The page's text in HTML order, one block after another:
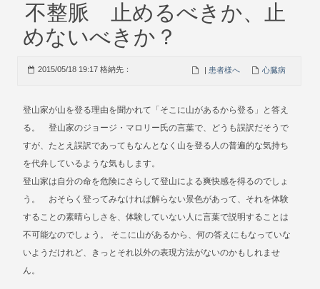
不整脈 止めるべきか、止
めないべきか？
2015/05/18 19:17 格納先： 心臓病
| 患者様へ
登山家が山を登る理由を聞かれて「そこに山があるから登る」と答え
る。 登山家のジョージ・マロリー氏の言葉で、どうも誤訳だそうで
すが、たとえ誤訳であってもなんとなく山を登る人の普遍的な気持ち
を代弁しているような気もします。
登山家は自分の命を危険にさらして登山による爽快感を得るのでしょ
う。 おそらく登ってみなければ解らない景色があって、それを体験
することの素晴らしさを、体験していない人に言葉で説明することは
不可能なのでしょう。 そこに山があるから、何の答えにもなっていな
いようだけれど、きっとそれ以外の表現方法がないのかもしれませ
ん。